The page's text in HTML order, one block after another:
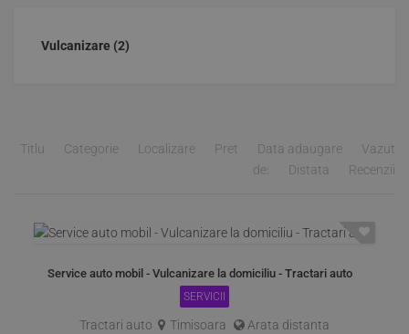
Vulcanizare (2)
Titlu Categorie Localizare Pret Data adaugare
Vazut
de:
Distata Recenzii
Service auto mobil - Vulcanizare la domiciliu - Tractari auto
SERVICII
Tractari auto Timisoara Arata distanta